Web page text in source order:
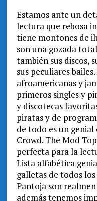
Estamos ante un
lectura que rebosa
tiene montones de
son una gozada
también sus discos,
sus peculiares
afroamericanas y
primeros singles y
y discotecas
piratas y de
de todo es un genial
Crowd. The Mod
perfecta para la
Lista alfabética
galletas de todos
Pantoja son
además tenemos